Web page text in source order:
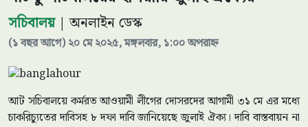
সচিবালয়| অনলাইন ডেস্ক
(১ বছর আগে) ২০ মে ২০২৫, মঙ্গলবার, ১:০০ অপরাহ্ন
আট সচিবালয়ে কর্মরত আওয়ামী লীগের দোসরদের আগামী ৩১ মে এর মধ্যে
চাকরিচ্যুতের দাবিসহ ৮ দফা দাবি জানিয়েছে জুলাই ঐক্য। দাবি বাস্তবায়ন না